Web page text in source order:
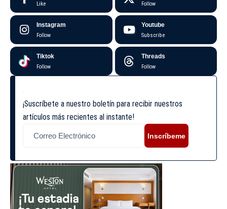
Like Follow
Instagram
Follow
Youtube
Subscribe
Tiktok
Follow
Threads
Follow
¡Suscríbete a nuestro boletín para recibir nuestros
artículos más recientes al instante!
Inscríbeme